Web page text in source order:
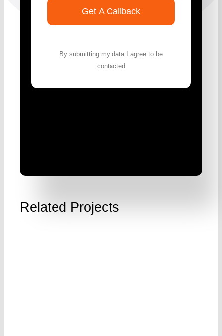
Get A Callback
By submitting my data I agree to be
contacted
Related Projects